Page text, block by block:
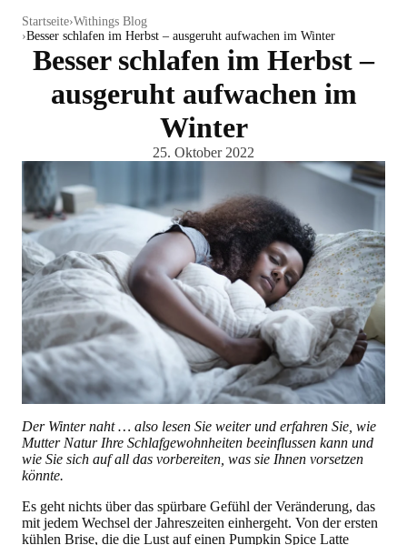
Startseite Withings Blog
Besser schlafen im Herbst – ausgeruht aufwachen im Winter
Besser schlafen im Herbst –
ausgeruht aufwachen im
Winter
25. Oktober 2022
Der Winter naht … also lesen Sie weiter und erfahren Sie, wie
Mutter Natur Ihre Schlafgewohnheiten beeinflussen kann und
wie Sie sich auf all das vorbereiten, was sie Ihnen vorsetzen
könnte.
Es geht nichts über das spürbare Gefühl der Veränderung, das
mit jedem Wechsel der Jahreszeiten einhergeht. Von der ersten
kühlen Brise, die die Lust auf einen Pumpkin Spice Latte